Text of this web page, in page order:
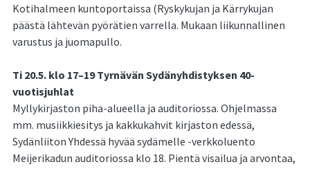
Kotihalmeen kuntoportaissa (Ryskykujan ja Kärrykujan
päästä lähtevän pyörätien varrella. Mukaan liikunnallinen
varustus ja juomapullo.
Ti 20.5. klo 17–19 Tyrnävän Sydänyhdistyksen 40-
vuotisjuhlat
Myllykirjaston piha-alueella ja auditoriossa. Ohjelmassa
mm. musiikkiesitys ja kakkukahvit kirjaston edessä,
Sydänliiton Yhdessä hyvää sydämelle -verkkoluento
Meijerikadun auditoriossa klo 18. Pientä visailua ja arvontaa,